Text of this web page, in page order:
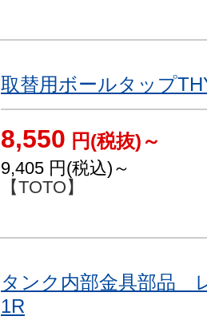
取替用ボールタップ
8,550 円(税抜)～
9,405 円(税込)～
【TOTO】
タンク内部金具部品
1R